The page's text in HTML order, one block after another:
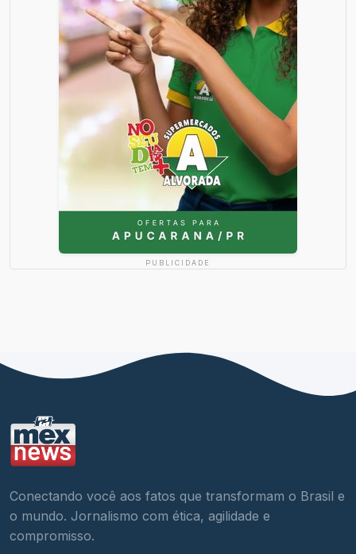
PUBLICIDADE
Conectando você aos fatos que transformam o Brasil e
o mundo. Jornalismo com ética, agilidade e
compromisso.